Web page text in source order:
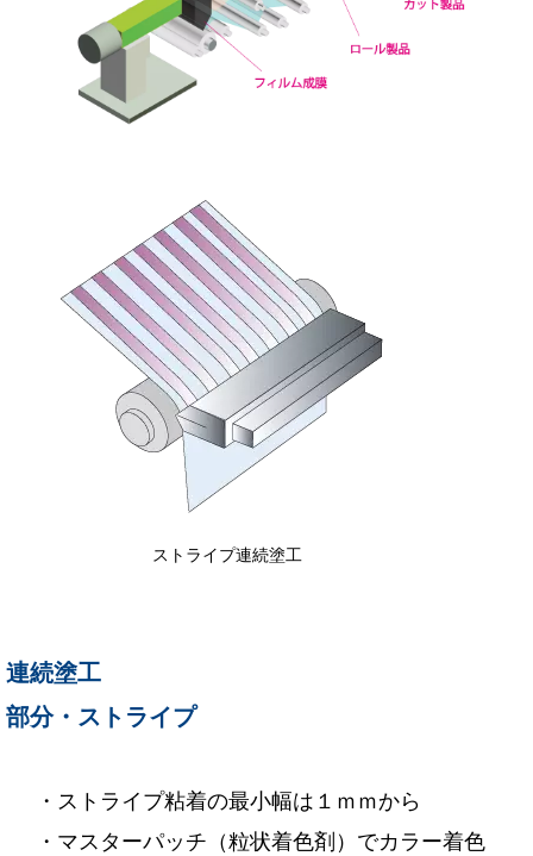
ストライプ連続塗工
連続塗工
部分・ストライプ
・ストライプ粘着の最小幅は１ｍｍから
・マスターパッチ（粒状着色剤）でカラー着色